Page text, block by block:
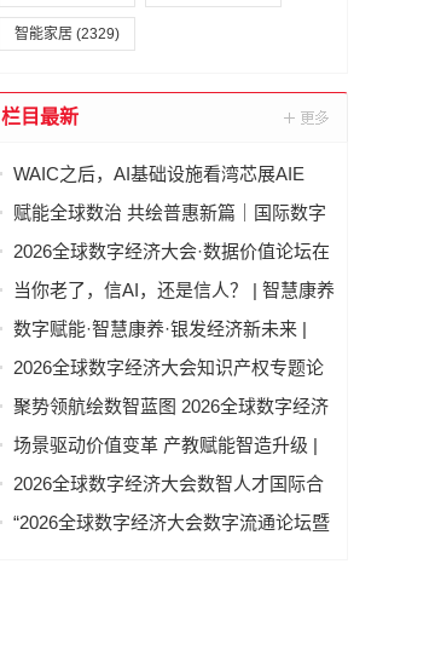
智能家居 (2329)
栏目最新
WAIC之后，AI基础设施看湾芯展AIE
赋能全球数治 共绘普惠新篇｜国际数字
经济治理与领军人才能力建设项目（第
2026全球数字经济大会·数据价值论坛在
北京隆重举行
当你老了，信AI，还是信人？ | 智慧康养
论坛上，这个问题激辩了数个小时
数字赋能·智慧康养·银发经济新未来 |
2026全球数字经济大会—智慧康养产业
2026全球数字经济大会知识产权专题论
坛 “知识产权赋能新质生产力发展” 成功
聚势领航绘数智蓝图 2026全球数字经济
大会物联网与智慧城市专题论坛成功举
场景驱动价值变革 产教赋能智造升级 |
2026全球数字经济大会AI+制造场景落地
2026全球数字经济大会数智人才国际合
作论坛在京举办
“2026全球数字经济大会数字流通论坛暨